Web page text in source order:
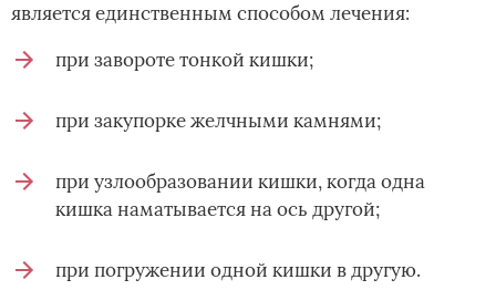
является единственным способом лечения:
при завороте тонкой кишки;
при закупорке желчными камнями;
при узлообразовании кишки, когда одна
кишка наматывается на ось другой;
при погружении одной кишки в другую.